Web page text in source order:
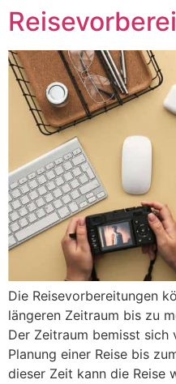
Zum
Inhalt
springen
Die Reisevorbereitungen
längeren Zeitraum bis zu
Der Zeitraum bemisst
Planung einer Reise bis
dieser Zeit kann die Reise